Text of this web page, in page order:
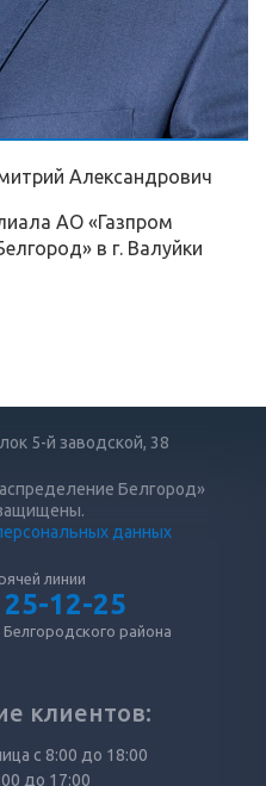
Александрович
АО «Газпром
в г. Валуйки
5-й заводской, 38
Белгород»
данных
линии
12-25
района
клиентов:
с 8:00 до 18:00
до 17:00